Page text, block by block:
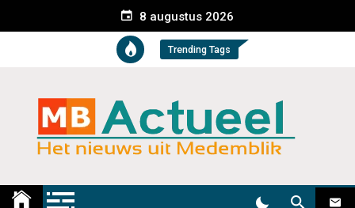
e
8 augustus 2026
Trending Tags
Medemblik Actueel